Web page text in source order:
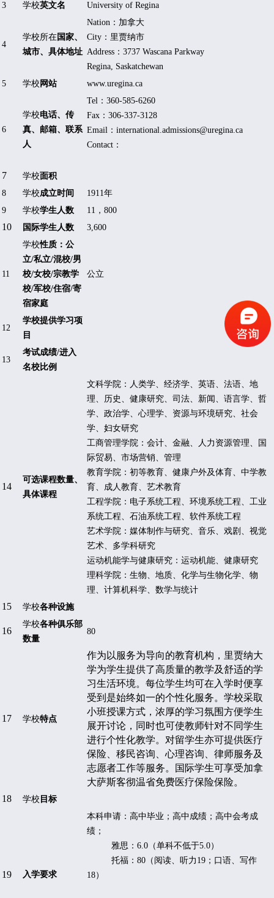
3
学校英文名 University of Regina
4
学校所在国家、
城市、具体地址
Nation ：加拿大
City ：里贾纳市
Address ： 3737 Wascana Parkway
Regina, Saskatchewan
5
学校 网站 www.uregina.ca
6
学校电话、传
真、邮箱、联系
人
Tel ： 360-585-6260
Fax ： 306-337-3128
Email ： international.admissions@uregina.ca
Contact ：
7 学校面积
8
学校成立时间 1911年
9
学校学生人数 11 ， 800
10 国际学生人数 3,600
11
学校性质：公
立/私立/混校/男
校/女校/宗教学
校/军校/住宿/寄
宿家庭
公立
12
学校提供学习项
目
13
考试成绩/进入
名校比例
14
可选课程数量、
具体课程
文科学院：人类学、经济学、英语、法语、地
理、历史、健康研究、司法、新闻、语言学、哲
学、政治学、心理学、资源与环境研究、社会
学、妇女研究
工商管理学院：会计、金融、人力资源管理、国
际贸易、市场营销、管理
教育学院：初等教育、健康户外及体育、中学教
育、成人教育、艺术教育
工程学院：电子系统工程、环境系统工程、工业
系统工程、石油系统工程、软件系统工程
艺术学院：媒体制作与研究、音乐、戏剧、视觉
艺术、多学科研究
运动机能学与健康研究：运动机能、健康研究
理科学院：生物、地质、化学与生物化学、物
理、计算机科学、数学与统计
15 学校各种设施
16
学校各种俱乐部
数量
80
17 学校特点
作为以服务为导向的教育机构，里贾纳大
学为学生提供了高质量的教学及舒适的学
习生活环境。每位学生均可在入学时便享
受到是始终如一的个性化服务。学校采取
小班授课方式，浓厚的学习氛围方便学生
展开讨论，同时也可使教师针对不同学生
进行个性化教学。对留学生亦可提供医疗
保险、移民咨询、心理咨询、律师服务及
志愿者工作等服务。国际学生可享受加拿
大萨斯客彻温省免费医疗保险保险。
18
学校 目标
19 入学要求
本科申请：高中毕业；高中成绩；高中会考成
绩；
雅思： 6.0 （单科不低于5.0）
托福： 80 （阅读、听力 19 ；口语、写作
18）